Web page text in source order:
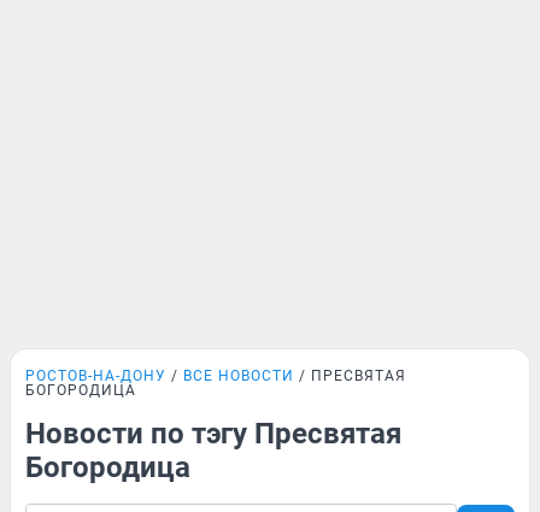
РОСТОВ-НА-ДОНУ ВСЕ НОВОСТИ
ПРЕСВЯТАЯ
БОГОРОДИЦА
Новости по тэгу Пресвятая
Богородица